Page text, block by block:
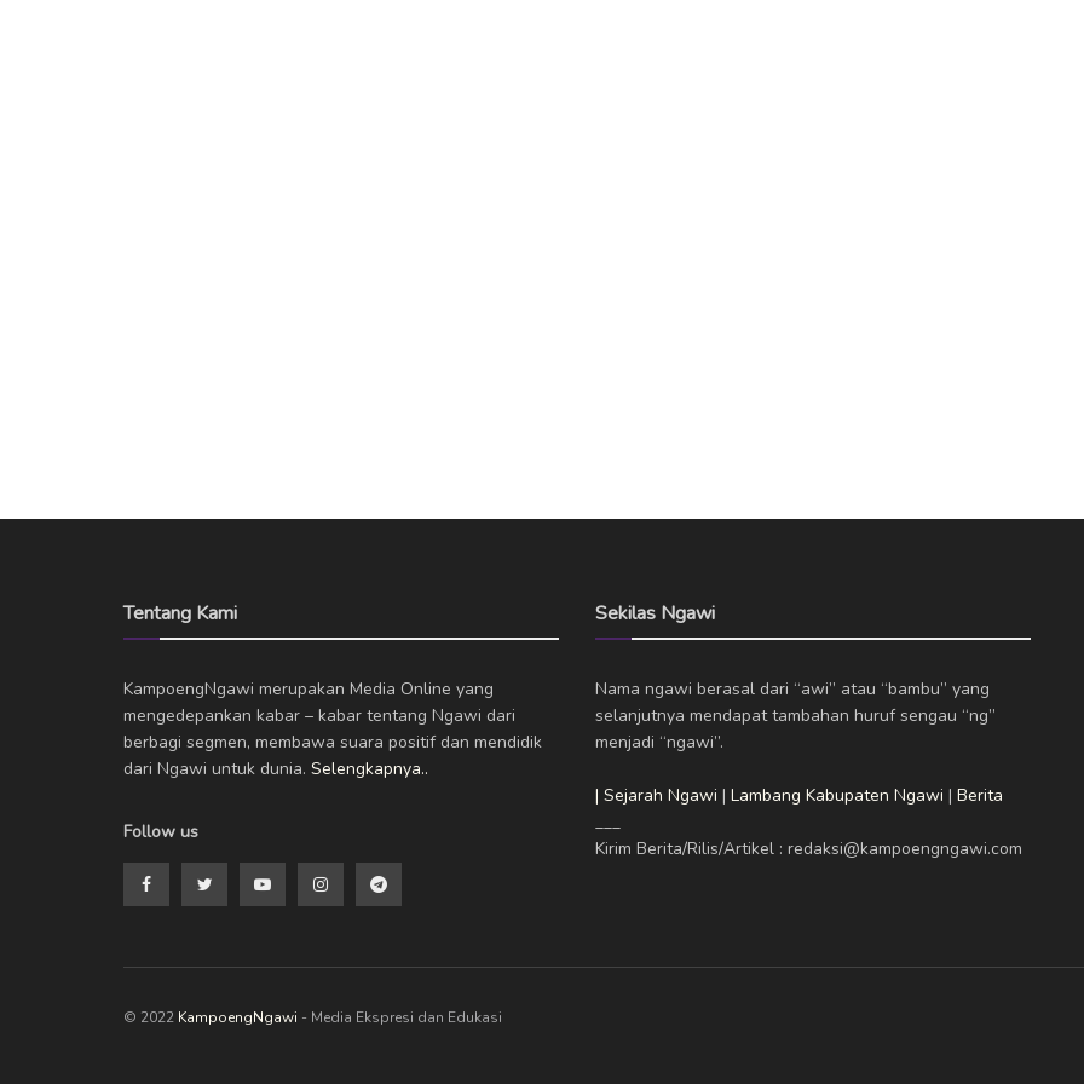
Tentang Kami
KampoengNgawi merupakan Media Online yang
mengedepankan kabar – kabar tentang Ngawi dari
berbagi segmen, membawa suara positif dan mendidik
dari Ngawi untuk dunia. Selengkapnya..
Follow us
Sekilas Ngawi
Nama ngawi berasal dari “awi” atau “bambu” yang
selanjutnya mendapat tambahan huruf sengau “ng”
menjadi “ngawi”.
| Sejarah Ngawi | Lambang Kabupaten Ngawi | Berita
___
Kirim Berita/Rilis/Artikel : redaksi@kampoengngawi.com
© 2022 KampoengNgawi - Media Ekspresi dan Edukasi